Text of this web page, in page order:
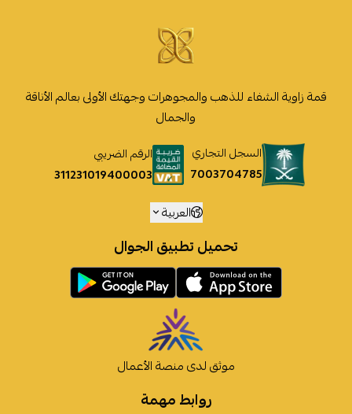
روابط مهمة
قمة زاوية الشفاء للذهب والمجوهرات وجهتك الأولى بعالم الأناقة
والجمال
السجل التجاري
7003704785
الرقم الضريبي
311231019400003
العربية
تحميل تطبيق الجوال
موثق لدى منصة الأعمال